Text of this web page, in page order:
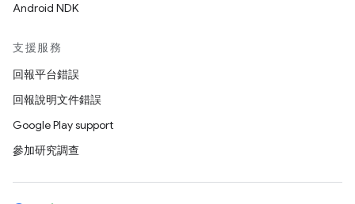
Android NDK
支援服務
回報平台錯誤
回報說明文件錯誤
Google Play support
參加研究調查